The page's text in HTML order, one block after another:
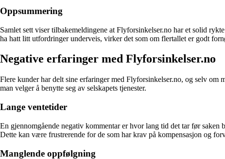
Oppsummering
Samlet sett viser tilbakemeldingene at Flyforsinkelser.no har et solid
ha hatt litt utfordringer underveis, virker det som om flertallet er godt
Negative erfaringer med Flyforsinkelser.no
Flere kunder har delt sine erfaringer med Flyforsinkelser.no, og selv
man velger å benytte seg av selskapets tjenester.
Lange ventetider
En gjennomgående negativ kommentar er hvor lang tid det tar før
Dette kan være frustrerende for de som har krav på kompensasjon og
Manglende oppfølgning